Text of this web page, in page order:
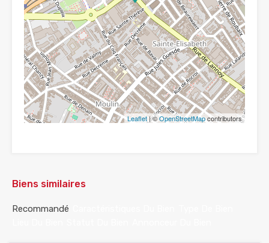
Leaflet| ©OpenStreetMapcontributors
Biens similaires
Recommandé